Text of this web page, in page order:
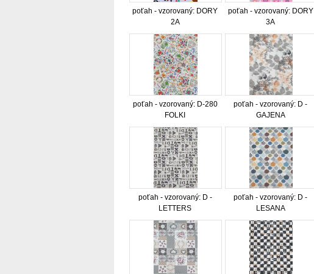
poťah - vzorovaný: DORY
2A
poťah - vzorovaný: DORY
3A
poťah - vzorovaný: D-280
FOLKI
poťah - vzorovaný: D -
GAJENA
poťah - vzorovaný: D -
LETTERS
poťah - vzorovaný: D -
LESANA